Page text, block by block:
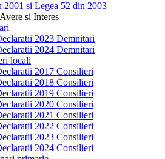
2001 si Legea 52 din 2003
si Interes
2023 Demnitari
2024 Demnitari
locali
2017 Consilieri
2018 Consilieri
2019 Consilieri
2020 Consilieri
2021 Consilieri
2022 Consilieri
2023 Consilieri
2024 Consilieri